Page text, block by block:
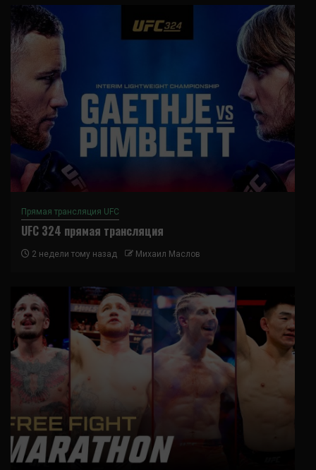
Прямая трансляция UFC
UFC 324 прямая трансляция
2 недели тому назад Михаил Маслов